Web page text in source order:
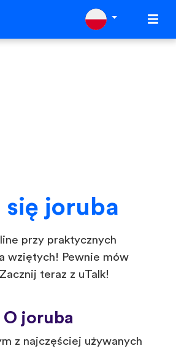
się joruba
przy praktycznych
wziętych! Pewnie mów
teraz z uTalk!
O joruba
z najczęściej używanych